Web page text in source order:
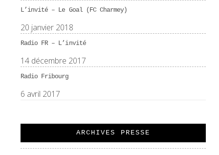
L’invité – Le Goal (FC Charmey)
20 janvier 2018
Radio FR – L’invité
14 décembre 2017
Radio Fribourg
6 avril 2017
ARCHIVES PRESSE